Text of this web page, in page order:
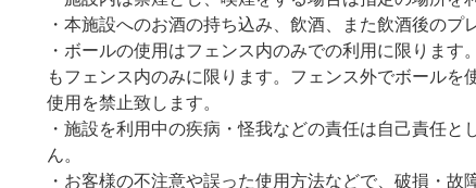
・本施設へのお酒の持ち込み、飲酒、また飲酒後のプ
・ボールの使用はフェンス内のみでの利用に限りま
もフェンス内のみに限ります。フェンス外でボール
使用を禁止致します。
・施設を利用中の疾病・怪我などの責任は自己責任
ん。
・お客様の不注意や誤った使用方法などで、破損・